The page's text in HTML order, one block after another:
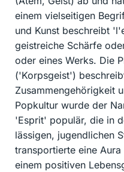
einem vielseitigen
und Kunst beschreibt
geistreiche Schärfe
oder eines Werks. Die
('Korpsgeist')
Zusammengehörigkeit
Popkultur wurde der
'Esprit' populär, die in
lässigen, jugendlichen
transportierte eine
einem positiven